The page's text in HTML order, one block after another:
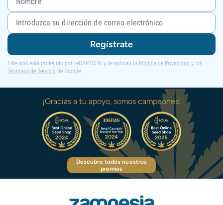
Regístrate
Este sitio está protegido por reCAPTCHA y se aplican la Política de Privacidad y los
Términos de Servicio de Google.
¡Gracias a tu apoyo, somos campeones!
Descubre todos nuestros
premios